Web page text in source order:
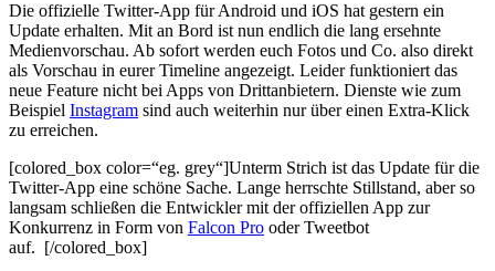
Die offizielle Twitter-App für Android und iOS hat gestern ein
Update erhalten. Mit an Bord ist nun endlich die lang ersehnte
Medienvorschau. Ab sofort werden euch Fotos und Co. also direkt
als Vorschau in eurer Timeline angezeigt. Leider funktioniert das
neue Feature nicht bei Apps von Drittanbietern. Dienste wie zum
Beispiel Instagram sind auch weiterhin nur über einen Extra-Klick
zu erreichen.
[colored_box color=“eg. grey“]Unterm Strich ist das Update für die
Twitter-App eine schöne Sache. Lange herrschte Stillstand, aber so
langsam schließen die Entwickler mit der offiziellen App zur
Konkurrenz in Form von Falcon Pro oder Tweetbot
auf. [/colored_box]